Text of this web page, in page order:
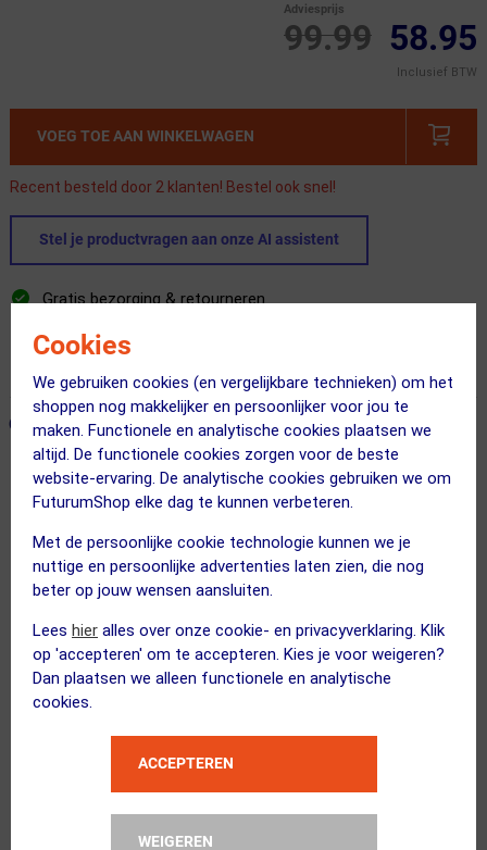
Cookies
We gebruiken cookies (en vergelijkbare technieken) om het
shoppen nog makkelijker en persoonlijker voor jou te
maken. Functionele en analytische cookies plaatsen we
altijd. De functionele cookies zorgen voor de beste
website-ervaring. De analytische cookies gebruiken we om
FuturumShop elke dag te kunnen verbeteren.
Met de persoonlijke cookie technologie kunnen we je
nuttige en persoonlijke advertenties laten zien, die nog
beter op jouw wensen aansluiten.
Lees hier alles over onze cookie- en privacyverklaring. Klik
op 'accepteren' om te accepteren. Kies je voor weigeren?
Dan plaatsen we alleen functionele en analytische
cookies.
ACCEPTEREN
WEIGEREN
99.99
Adviesprijs
58.95
Inclusief BTW
VOEG TOE AAN WINKELWAGEN
Recent besteld door 2 klanten! Bestel ook snel!
Stel je productvragen aan onze AI assistent
Gratis bezorging & retourneren
Voor 23:00 uur besteld, morgen in huis
← Terug naar productnavigatie
ONZE AANBEVOLEN COMBINATIE
Shimano
FUTURUM
Kies je maat